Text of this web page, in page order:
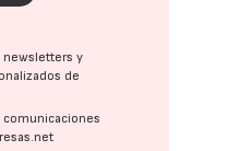
newsletters y
de